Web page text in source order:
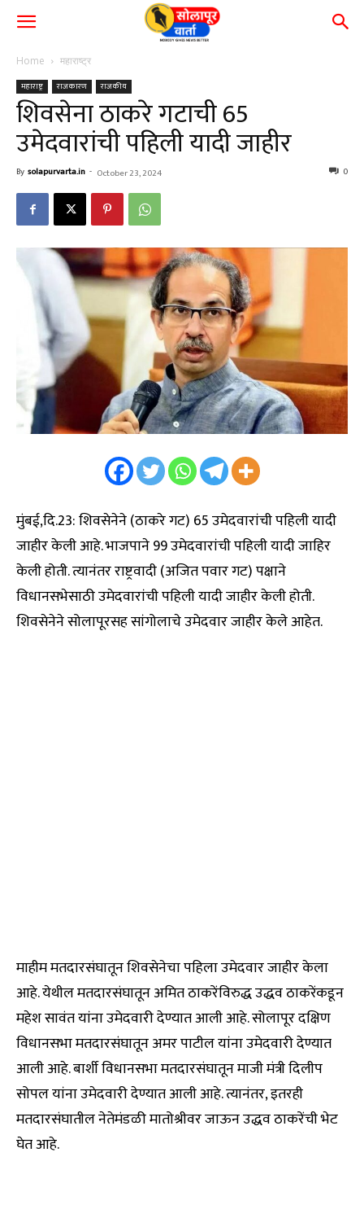
Home महाराष्ट्र
महाराष्ट्र राजकारण राजकीय
शिवसेना ठाकरे गटाची 65
उमेदवारांची पहिली यादी जाहीर
By solapurvarta.in - October 23, 2024 0
मुंबई,दि.23: शिवसेनेने (ठाकरे गट) 65 उमेदवारांची पहिली यादी
जाहीर केली आहे. भाजपाने 99 उमेदवारांची पहिली यादी जाहिर
केली होती. त्यानंतर राष्ट्रवादी (अजित पवार गट) पक्षाने
विधानसभेसाठी उमेदवारांची पहिली यादी जाहीर केली होती.
शिवसेनेने सोलापूरसह सांगोलाचे उमेदवार जाहीर केले आहेत.
माहीम मतदारसंघातून शिवसेनेचा पहिला उमेदवार जाहीर केला
आहे. येथील मतदारसंघातून अमित ठाकरेंविरुद्ध उद्धव ठाकरेंकडून
महेश सावंत यांना उमेदवारी देण्यात आली आहे. सोलापूर दक्षिण
विधानसभा मतदारसंघातून अमर पाटील यांना उमेदवारी देण्यात
आली आहे. बार्शी विधानसभा मतदारसंघातून माजी मंत्री दिलीप
सोपल यांना उमेदवारी देण्यात आली आहे. त्यानंतर, इतरही
मतदारसंघातील नेतेमंडळी मातोश्रीवर जाऊन उद्धव ठाकरेंची भेट
घेत आहे.